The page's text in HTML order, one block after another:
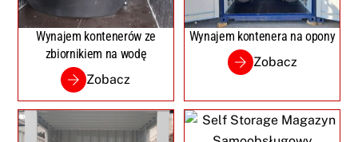
Wynajem kontenerów ze
zbiornikiem na wodę
Zobacz
Wynajem kontenera na opony
Zobacz